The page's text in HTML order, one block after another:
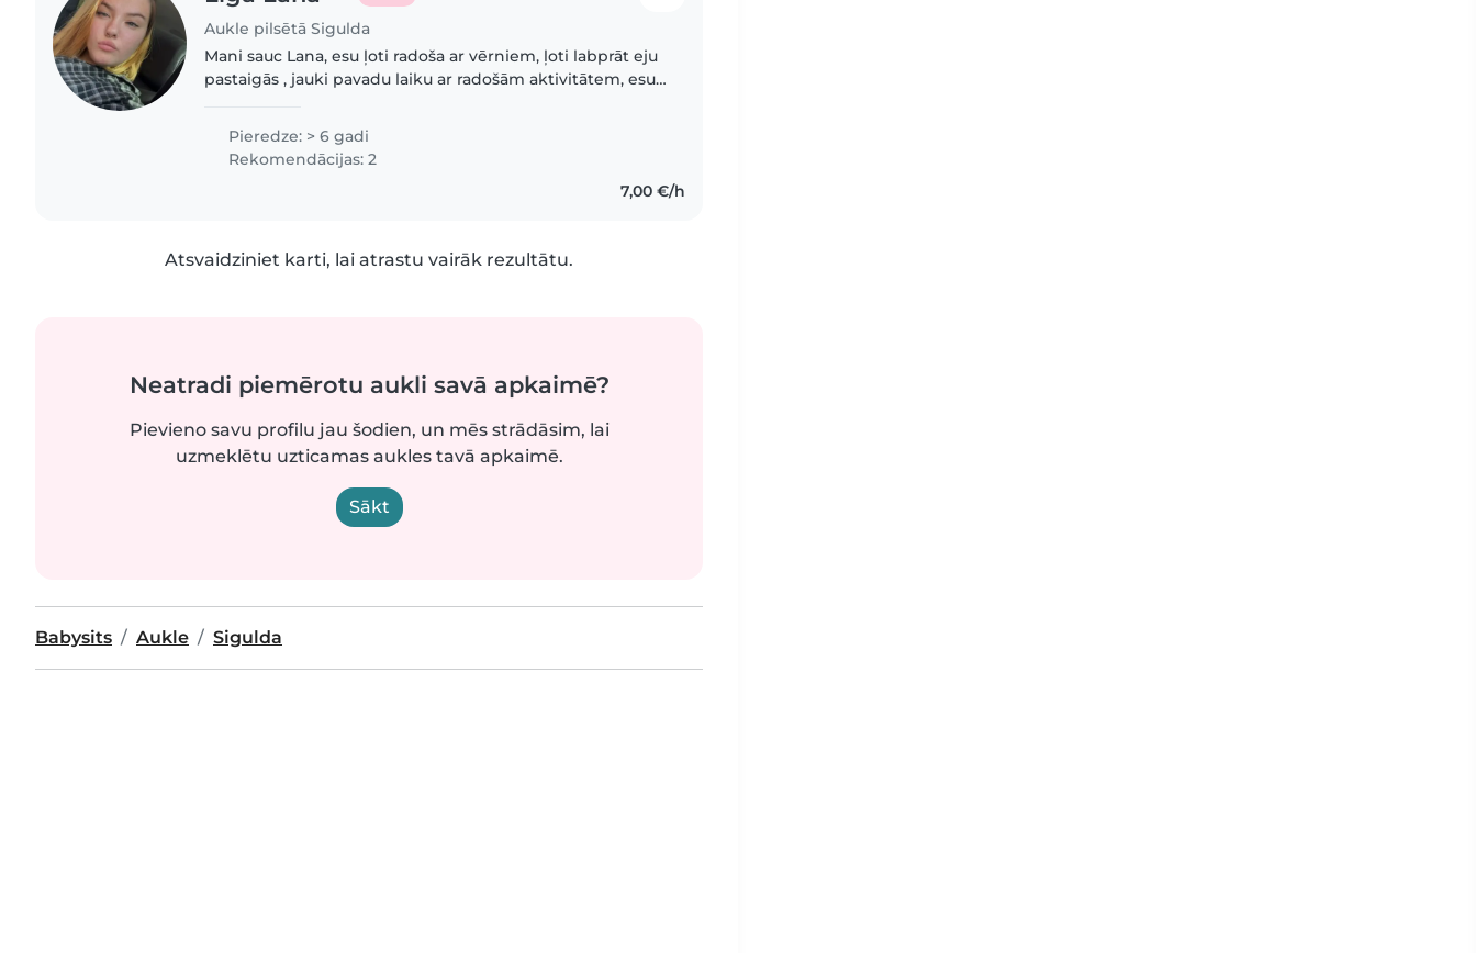
Aukle pilsētā Sigulda
Mani sauc Lana, esu ļoti radoša ar vērniem, ļoti labprāt eju
pastaigās , jauki pavadu laiku ar radošām aktivitātem, esu
Pieredze: > 6 gadi
Rekomendācijas: 2
7,00 €/h
Atsvaidziniet karti, lai atrastu vairāk rezultātu.
Neatradi piemērotu aukli savā apkaimē?
Pievieno savu profilu jau šodien, un mēs strādāsim, lai
uzmeklētu uzticamas aukles tavā apkaimē.
Sākt
Babysits Aukle Sigulda